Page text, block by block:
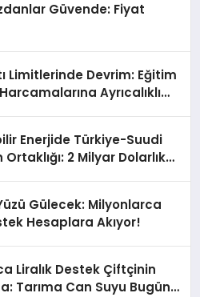
Güvende: Fiyat
Limitlerinde Devrim: Eğitim
Ayrıcalıklı
Enerjide Türkiye-Suudi
2 Milyar Dolarlık
Gülecek: Milyonlarca
Hesaplara Akıyor!
Liralık Destek Çiftçinin
Tarıma Can Suyu Bugün